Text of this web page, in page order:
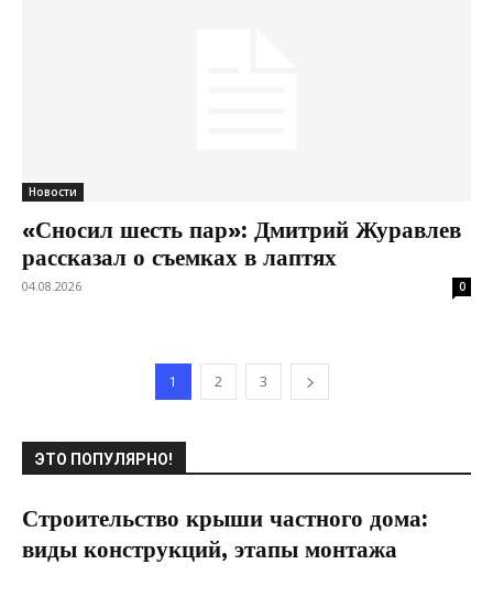
Новости
«Сносил шесть пар»: Дмитрий Журавлев
рассказал о съемках в лаптях
04.08.2026 0
1 2 3
ЭТО ПОПУЛЯРНО!
Строительство крыши частного дома:
виды конструкций, этапы монтажа
19.12.2019